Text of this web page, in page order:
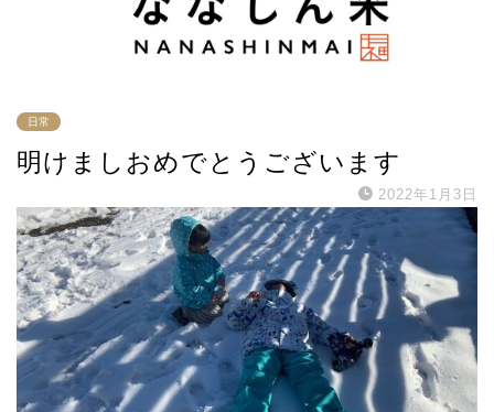
日常
明けましおめでとうございます
2022年1月3日